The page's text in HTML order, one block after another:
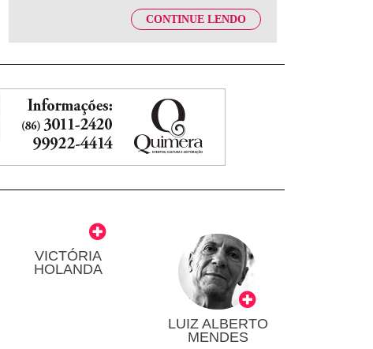
CONTINUE LENDO
VICTÓRIA
HOLANDA
LUIZ ALBERTO
MENDES